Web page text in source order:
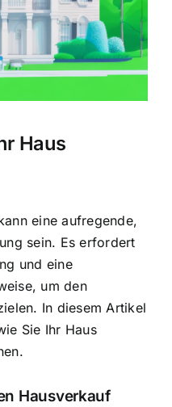
Haus
eine aufregende,
sein. Es erfordert
und eine
um den
. In diesem Artikel
Sie Ihr Haus
Hausverkauf